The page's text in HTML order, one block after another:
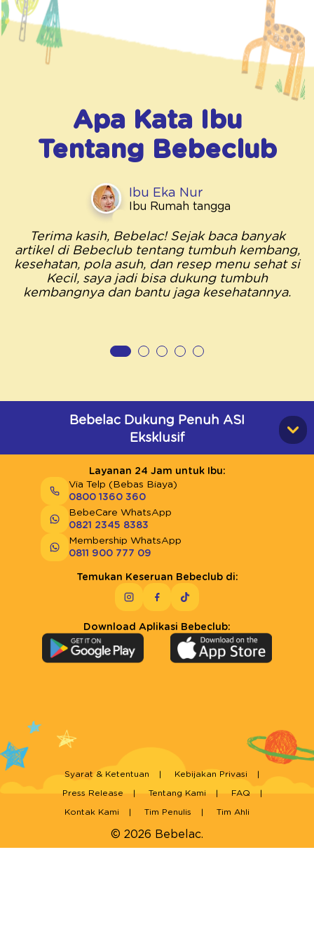
Apa Kata Ibu
Tentang Bebeclub
Ibu Eka Nur
Ibu Rumah tangga
Terima kasih, Bebelac! Sejak baca banyak
artikel di Bebeclub tentang tumbuh kembang,
kesehatan, pola asuh, dan resep menu sehat si
Kecil, saya jadi bisa dukung tumbuh
kembangnya dan bantu jaga kesehatannya.
Bebelac Dukung Penuh ASI
Eksklusif
Layanan 24 Jam untuk Ibu:
Via Telp (Bebas Biaya)
0800 1360 360
BebeCare WhatsApp
0821 2345 8383
Membership WhatsApp
0811 900 777 09
Temukan Keseruan Bebeclub di:
Download Aplikasi Bebeclub:
© 2026 Bebelac.
Syarat & Ketentuan Kebijakan Privasi
Press Release Tentang Kami FAQ
Kontak Kami Tim Penulis Tim Ahli